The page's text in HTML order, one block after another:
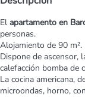
El apartamento en
personas.
Alojamiento de 90 m².
Dispone de ascensor,
calefacción bomba de
La cocina americana,
microondas, horno,